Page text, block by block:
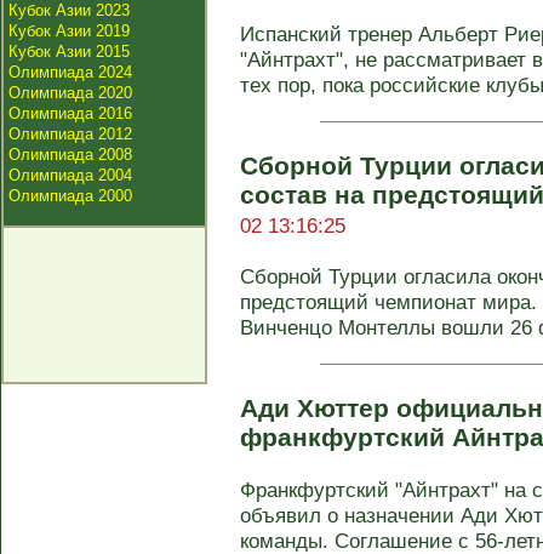
Кубок Азии 2023
Кубок Азии 2019
Кубок Азии 2015
Олимпиада 2024
Олимпиада 2020
Олимпиада 2016
Олимпиада 2012
Олимпиада 2008
Олимпиада 2004
Олимпиада 2000
Испанский тренер Альберт
"Айнтрахт", не рассматривает
тех пор, пока российские
Сборной Турции
состав на
02 13:16:25
Сборной Турции огласила
предстоящий чемпионат мира.
Винченцо Монтеллы вошли 26
Ади Хюттер
франкфуртский
Франкфуртский "Айнтрахт" на
объявил о назначении Ади
команды. Соглашение с 56-